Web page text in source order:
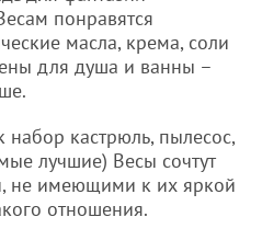
понравятся
масла, крема, соли
для душа и ванны –
набор кастрюль, пылесос,
лучшие) Весы сочтут
не имеющими к их яркой
отношения.